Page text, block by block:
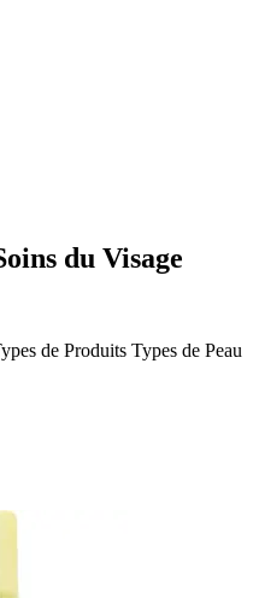
du Visage
de Produits Types de Peau